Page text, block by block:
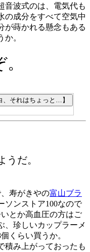
音波式のは、電気代も
の成分をすべて空気中
が蒔かれる懸念もある
。
だ。
寿がきやの富山ブラ
ソンストア100なので
とか高血圧の方はご
、珍しいカップラーメ
くらい買うか。
積み上がっておったも